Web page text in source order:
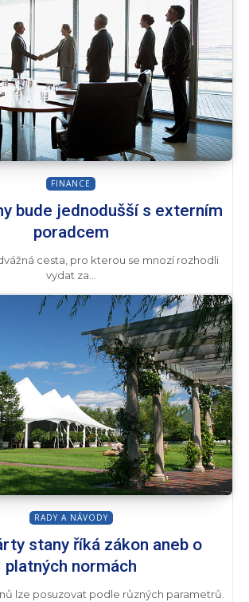
FINANCE
bude jednodušší s externím
poradcem
cesta, pro kterou se mnozí rozhodli
vydat za...
RADY A NÁVODY
stany říká zákon aneb o
platných normách
lze posuzovat podle různých parametrů.